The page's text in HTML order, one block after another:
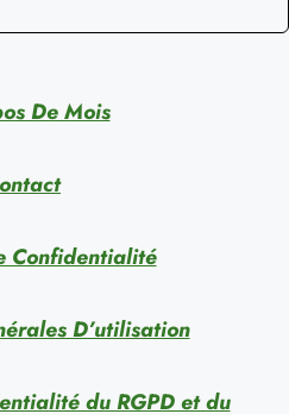
De Mois
Confidentialité
D’utilisation
du RGPD et du